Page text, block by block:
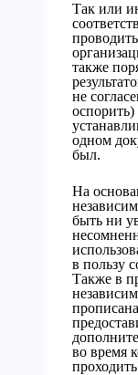
Так или
также
не
одном
был.
На
быть ни
в пользу
Также в
во время